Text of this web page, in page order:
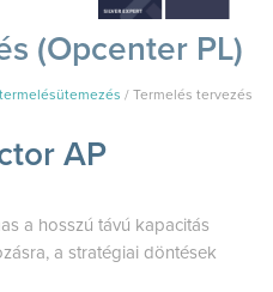
(Opcenter PL)
/ Termelés tervezés
AP
a hosszú távú kapacitás
a stratégiai döntések